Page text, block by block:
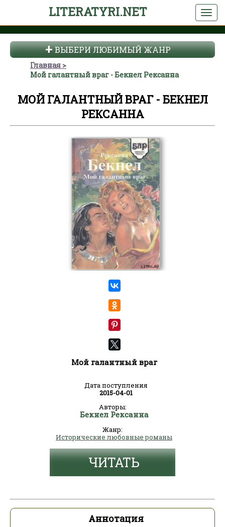
LITERATYRI.NET
ВЫБЕРИ ЛЮБИМЫЙ ЖАНР
Главная
Мой галантный враг - Бекнел Рексанна
МОЙ ГАЛАНТНЫЙ ВРАГ - БЕКНЕЛ
РЕКСАННА
Мой галантный враг
Дата поступления
2015-04-01
Авторы:
Бекнел Рексанна
Жанр:
Исторические любовные романы
ЧИТАТЬ
Аннотация